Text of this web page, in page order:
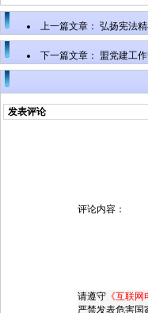
上一篇文章： 弘扬宪法
下一篇文章： 盟党建工
发表评论
评论内容：
请遵守 《互联
严禁发表危害国